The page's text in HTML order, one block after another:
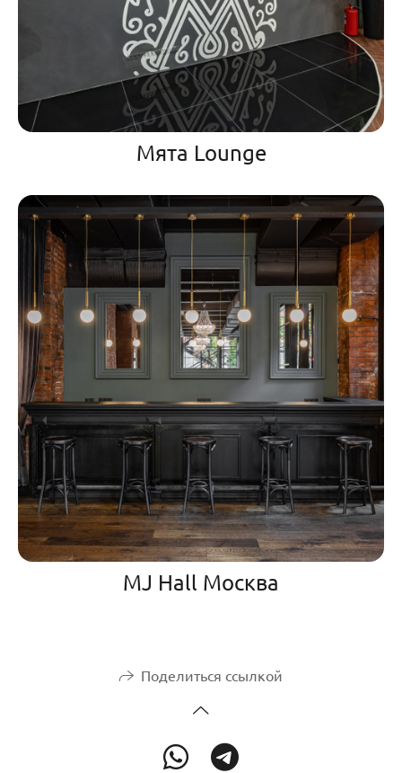
Мята Lounge
MJ Hall Москва
Поделиться ссылкой